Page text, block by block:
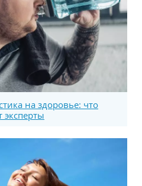
на здоровье: что
эксперты